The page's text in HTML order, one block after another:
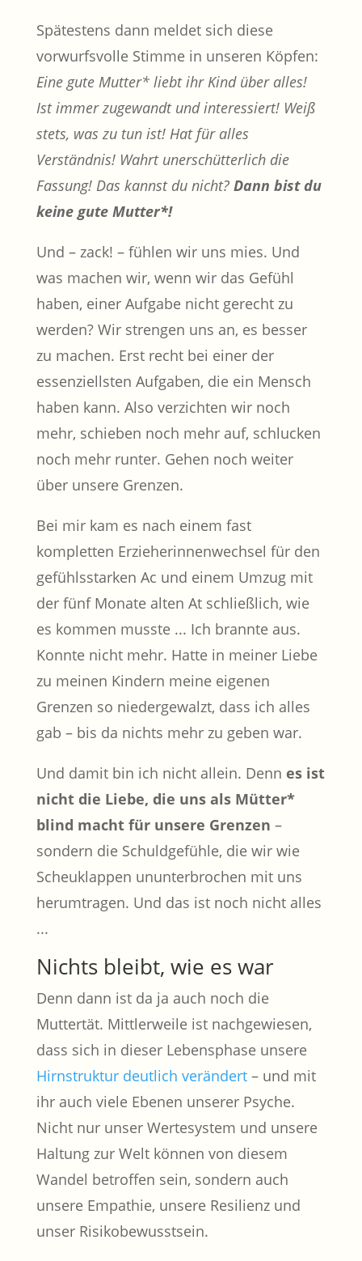
Spätestens dann meldet sich diese
vorwurfsvolle Stimme in unseren Köpfen:
Eine gute Mutter* liebt ihr Kind über alles!
Ist immer zugewandt und interessiert! Weiß
stets, was zu tun ist! Hat für alles
Verständnis! Wahrt unerschütterlich die
Fassung! Das kannst du nicht? Dann bist du
keine gute Mutter*!
Und – zack! – fühlen wir uns mies. Und
was machen wir, wenn wir das Gefühl
haben, einer Aufgabe nicht gerecht zu
werden? Wir strengen uns an, es besser
zu machen. Erst recht bei einer der
essenziellsten Aufgaben, die ein Mensch
haben kann. Also verzichten wir noch
mehr, schieben noch mehr auf, schlucken
noch mehr runter. Gehen noch weiter
über unsere Grenzen.
Bei mir kam es nach einem fast
kompletten Erzieherinnenwechsel für den
gefühlsstarken Ac und einem Umzug mit
der fünf Monate alten At schließlich, wie
es kommen musste ... Ich brannte aus.
Konnte nicht mehr. Hatte in meiner Liebe
zu meinen Kindern meine eigenen
Grenzen so niedergewalzt, dass ich alles
gab – bis da nichts mehr zu geben war.
Und damit bin ich nicht allein. Denn es ist
nicht die Liebe, die uns als Mütter*
blind macht für unsere Grenzen –
sondern die Schuldgefühle, die wir wie
Scheuklappen ununterbrochen mit uns
herumtragen. Und das ist noch nicht alles
...
Nichts bleibt, wie es war
Denn dann ist da ja auch noch die
Muttertät. Mittlerweile ist nachgewiesen,
dass sich in dieser Lebensphase unsere
Hirnstruktur deutlich verändert– und mit
ihr auch viele Ebenen unserer Psyche.
Nicht nur unser Wertesystem und unsere
Haltung zur Welt können von diesem
Wandel betroffen sein, sondern auch
unsere Empathie, unsere Resilienz und
unser Risikobewusstsein.